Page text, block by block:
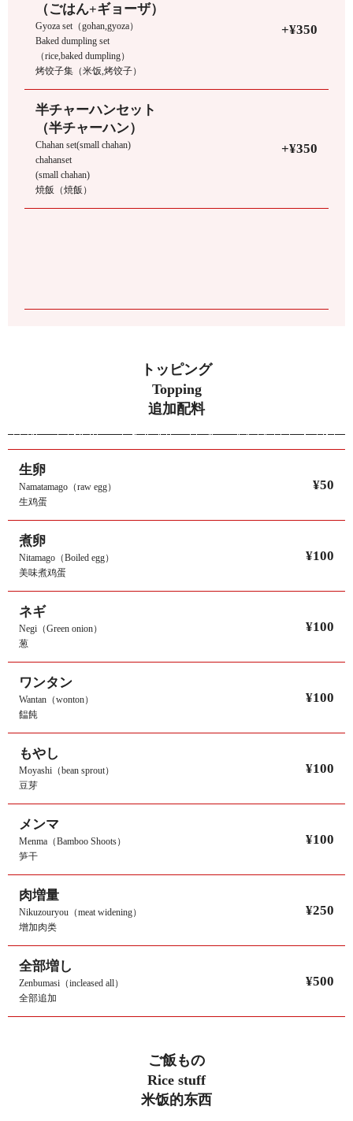
（ごはん+ギョーザ）
Gyoza set（gohan,gyoza）
Baked dumpling set
（rice,baked dumpling）
烤饺子集（米饭,烤饺子）
+¥350
半チャーハンセット
（半チャーハン）
Chahan set(small chahan)
chahanset
(small chahan)
焼飯（焼飯）
+¥350
トッピング
Topping
追加配料
生卵
Namatamago（raw egg）
生鸡蛋
¥50
煮卵
Nitamago（Boiled egg）
美味煮鸡蛋
¥100
ネギ
Negi（Green onion）
葱
¥100
ワンタン
Wantan（wonton）
饂飩
¥100
もやし
Moyashi（bean sprout）
豆芽
¥100
メンマ
Menma（Bamboo Shoots）
笋干
¥100
肉増量
Nikuzouryou（meat widening）
增加肉类
¥250
全部増し
Zenbumasi（incleased all）
全部追加
¥500
ご飯もの
Rice stuff
米饭的东西